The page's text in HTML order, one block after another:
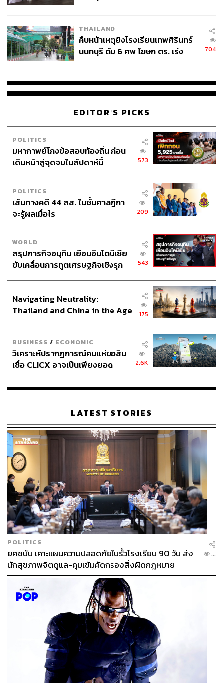
THAILAND
คืบหน้าเหตุยิงโรงเรียนเทพศิรินทร์
นนทบุรี ดับ 6 ศพ โฆษก ตร. เร่ง
704
EDITOR'S PICKS
POLITICS
มหากาพย์โกงข้อสอบท้องถิ่น ก่อน
เดินหน้าสู่จุดจบในสัปดาห์นี้
573
POLITICS
เส้นทางคดี 44 สส. ในชั้นศาลฎีกา
จะรู้ผลเมื่อไร
209
WORLD
สรุปภารกิจอนุทิน เยือนอินโดนีเซีย
ขับเคลื่อนการทูตเศรษฐกิจเชิงรุก
543
Navigating Neutrality:
Thailand and China in the Age
175
BUSINESS / ECONOMIC
วิเคราะห์ปรากฏการณ์คนแห่ขอสิน
เชื่อ CLICX อาจเป็นเพียงยอด
เรือนไทยที่ถูกซุกไว้
2.6K
LATEST STORIES
POLITICS
ยศชนัน เคาะแผนความปลอดภัยในรั้วโรงเรียน 90 วัน ส่ง
นักสุขภาพจิตดูแล-คุมเข้มคัดกรองสิ่งผิดกฎหมาย
...